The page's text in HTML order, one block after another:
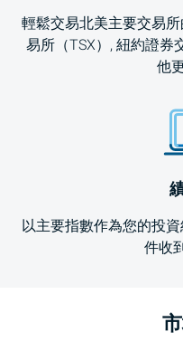
輕鬆交易北美主要交易
易所（TSX） ,紐約證券
他
以主要指數作為您的投
件收